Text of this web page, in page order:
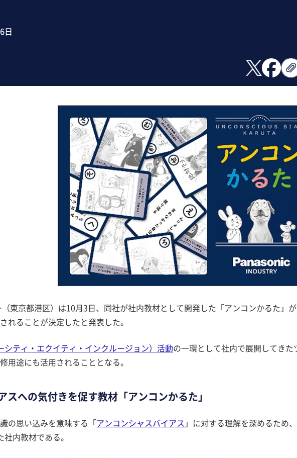
日
東京都港区）は10月3日、同社が社内教材として開発した「アンコンかるた」
れることが決定したと発表した。
シティ・エクイティ・インクルージョン）活動の一環として社内で展開してきた
用途にも活用されることとなる。
スへの気付きを促す教材「アンコンかるた」
の思い込みを意味する「アンコンシャスバイアス 」に対する理解を深めるため
内教材である。